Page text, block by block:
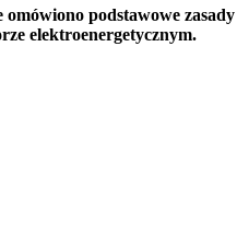
podstawowe
elektroenergetycznym.